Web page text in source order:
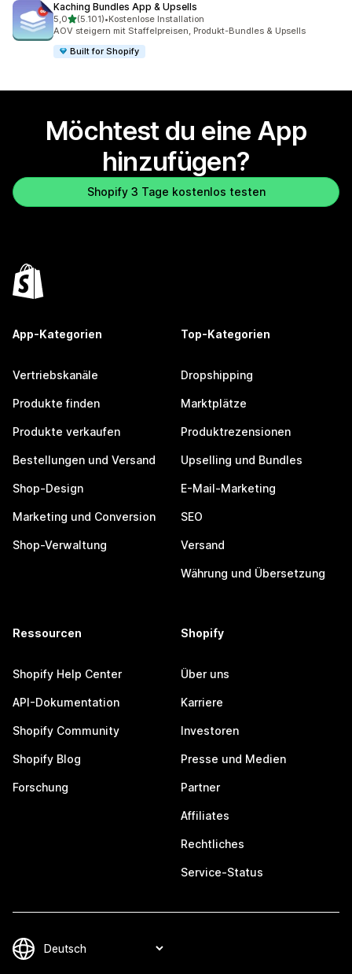
Kaching Bundles App & Upsells
5,0von 5 Sternen
(5.101)
5101 Rezensionen insgesamt
•Kostenlose Installation
AOV steigern mit Staffelpreisen, Produkt-Bundles & Upsells
Built for Shopify
Möchtest du eine App
hinzufügen?
Shopify 3 Tage kostenlos testen
App-Kategorien
Vertriebskanäle
Produkte finden
Produkte verkaufen
Bestellungen und Versand
Shop-Design
Marketing und Conversion
Shop-Verwaltung
Top-Kategorien
Dropshipping
Marktplätze
Produktrezensionen
Upselling und Bundles
E-Mail-Marketing
SEO
Versand
Währung und Übersetzung
Ressourcen
Shopify Help Center
API-Dokumentation
Shopify Community
Shopify Blog
Forschung
Shopify
Über uns
Karriere
Investoren
Presse und Medien
Partner
Affiliates
Rechtliches
Service-Status